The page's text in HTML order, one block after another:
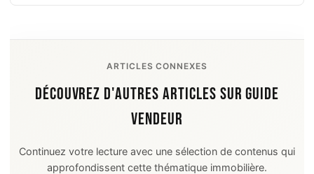
ARTICLES CONNEXES
DÉCOUVREZ D'AUTRES ARTICLES SUR GUIDE
VENDEUR
Continuez votre lecture avec une sélection de contenus qui
approfondissent cette thématique immobilière.